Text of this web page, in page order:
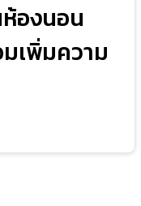
องนอน
เพิ่มความ